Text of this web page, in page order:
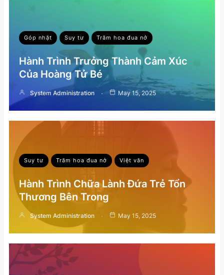
Góp nhặt Suy tư Trăm hoa đua nở
Hành Trình Trưởng Thành Cảm Xúc
Của Hoàng Tử Bé
System Administration May 15, 2025
Suy tư Trăm hoa đua nở Việt văn
Hành Trình Chữa Lành Đứa Trẻ Tổn
Thương Bên Trong
System Administration May 15, 2025